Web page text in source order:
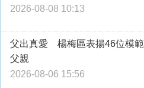
2026-08-08 10:13
父出真愛 楊梅區表揚46位模範
父親
2026-08-06 15:56